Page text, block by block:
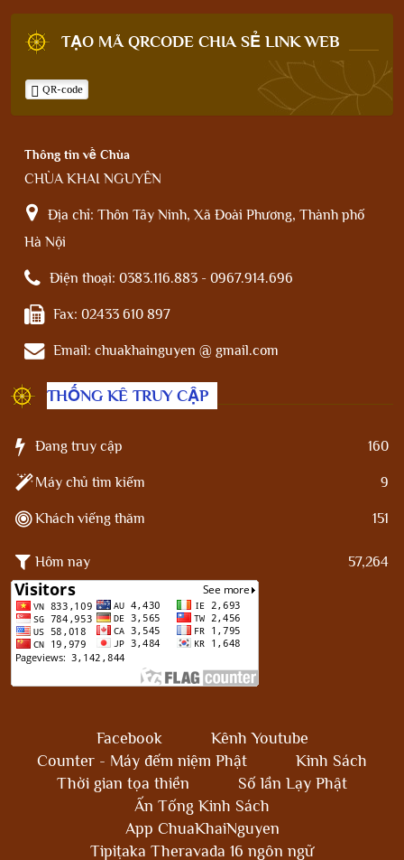
TẠO MÃ QRCODE CHIA SẺ LINK WEB
QR-code
Thông tin về Chùa
CHÙA KHAI NGUYÊN
Địa chỉ: Thôn Tây Ninh, Xã Đoài Phương, Thành phố
Hà Nội
Điện thoại: 0383.116.883 - 0967.914.696
Fax: 02433 610 897
Email: chuakhainguyen @ gmail.com
THỐNG KÊ TRUY CẬP
Đang truy cập 160
Máy chủ tìm kiếm 9
Khách viếng thăm 151
Hôm nay 57,264
Facebook
Kênh Youtube
Counter - Máy đếm niệm Phật
Kinh Sách
Thời gian tọa thiền
Số lần Lạy Phật
Ấn Tống Kinh Sách
App ChuaKhaiNguyen
Tipiṭaka Theravada 16 ngôn ngữ